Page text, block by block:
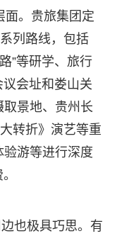
面。贵旅集团定
列路线，包括
”等研学、旅行
会址和娄山关
景地、贵州长
转折》演艺等重
游等进行深度
也极具巧思。有